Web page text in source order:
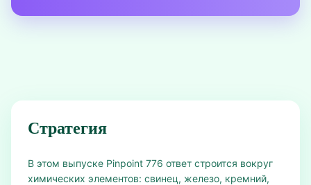
Стратегия
В этом выпуске Pinpoint 776 ответ строится вокруг
химических элементов: свинец, железо, кремний,